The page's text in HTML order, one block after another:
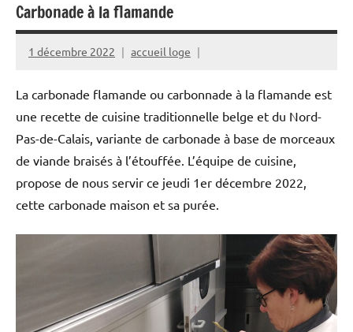
Carbonade à la flamande
1 décembre 2022 accueil loge
La carbonade flamande ou carbonnade à la flamande est
une recette de cuisine traditionnelle belge et du Nord-
Pas-de-Calais, variante de carbonade à base de morceaux
de viande braisés à l’étouffée. L’équipe de cuisine,
propose de nous servir ce jeudi 1er décembre 2022,
cette carbonade maison et sa purée.